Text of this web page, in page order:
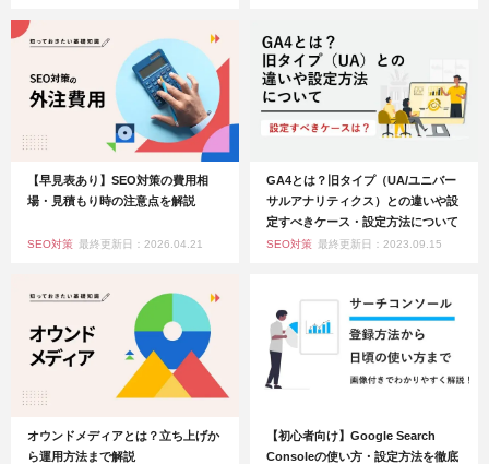
【早見表あり】SEO対策の費用相
場・見積もり時の注意点を解説
SEO対策 最終更新日：2026.04.21
GA4とは？旧タイプ（UA/ユニバー
サルアナリティクス）との違いや設
定すべきケース・設定方法について
SEO対策 最終更新日：2023.09.15
オウンドメディアとは？立ち上げか
ら運用方法まで解説
【初心者向け】Google Search
Consoleの使い方・設定方法を徹底